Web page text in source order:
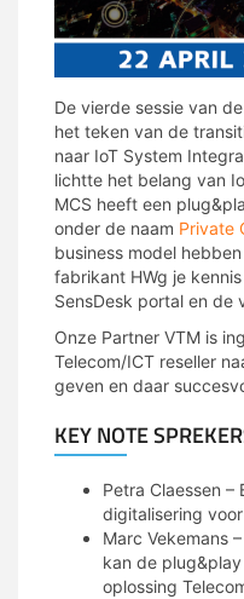
De vierde sessie van
het teken van de
naar IoT System
lichtte het belang van
MCS heeft een
onder de naam Private
business model
fabrikant HWg je
SensDesk portal en de
Onze Partner VTM is
Telecom/ICT reseller
geven en daar
KEY NOTE
Petra Claessen –
digitalisering
Marc Vekemans
kan de
oplossing